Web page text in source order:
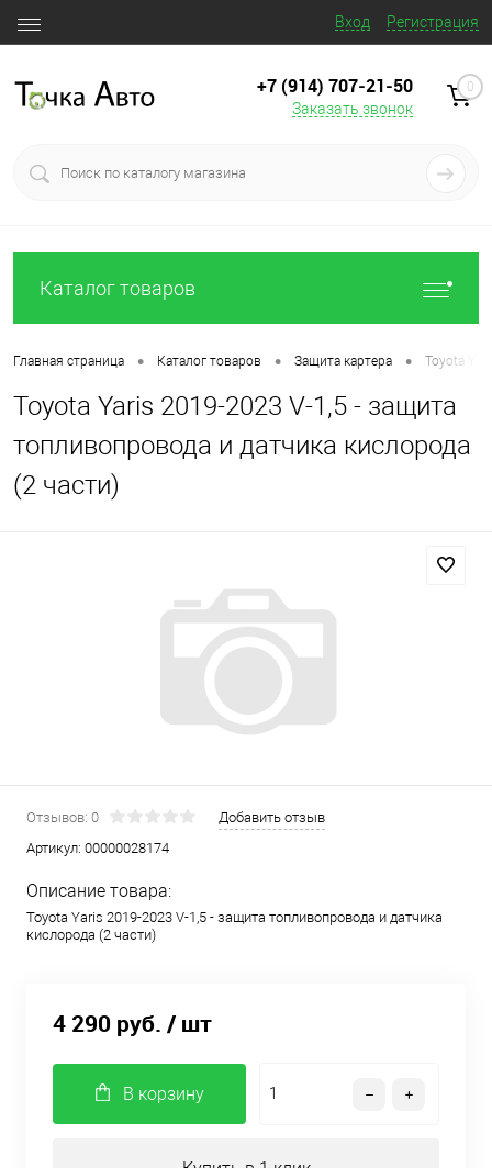
Вход Регистрация
+7 (914) 707‒21‒50
Заказать звонок
0
Каталог товаров
Главная страница • Каталог товаров • Защита картера • Toyota
Toyota Yaris 2019-2023 V-1,5 - защита
топливопровода и датчика кислорода
(2 части)
Отзывов: 0
Добавить отзыв
Артикул: 00000028174
Описание товара:
Toyota Yaris 2019-2023 V-1,5 - защита топливопровода и датчика
кислорода (2 части)
4 290 руб. / шт
В корзину